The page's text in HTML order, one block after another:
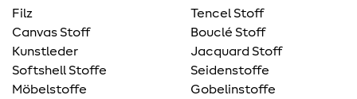
Filz
Canvas Stoff
Kunstleder
Softshell Stoffe
Möbelstoffe
Tencel Stoff
Bouclé Stoff
Jacquard Stoff
Seidenstoffe
Gobelinstoffe